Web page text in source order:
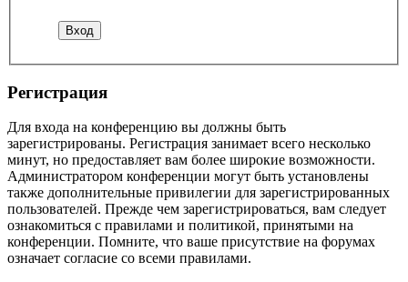
Регистрация
Для входа на конференцию вы должны быть
зарегистрированы. Регистрация занимает всего несколько
минут, но предоставляет вам более широкие возможности.
Администратором конференции могут быть установлены
также дополнительные привилегии для зарегистрированных
пользователей. Прежде чем зарегистрироваться, вам следует
ознакомиться с правилами и политикой, принятыми на
конференции. Помните, что ваше присутствие на форумах
означает согласие со всеми правилами.